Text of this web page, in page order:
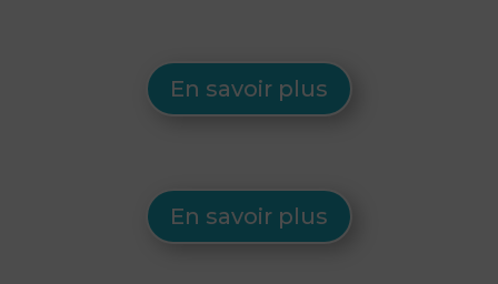
En savoir plus
En savoir plus